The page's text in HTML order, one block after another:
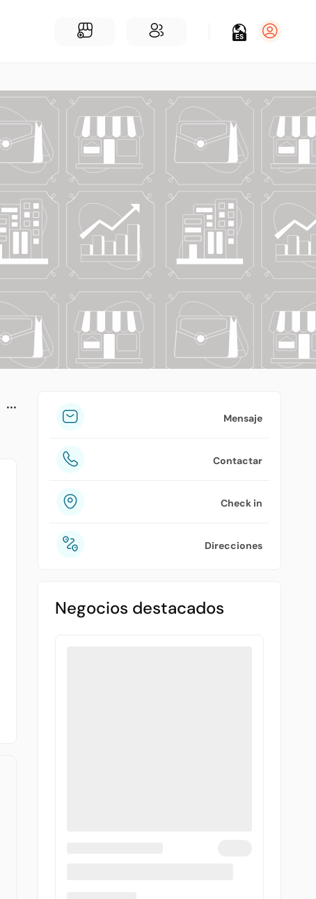
ES
Mensaje
Contactar
Check in
Direcciones
Negocios destacados
Para Negocios
Añadir un negocio
Encuentre empresas cerca de ti
Comunidad
Encuentra personas cerca de ti
tuPlaza
Acerca de nosotros